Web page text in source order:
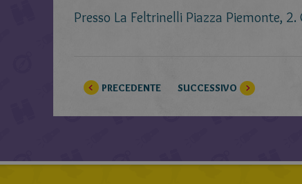
Presso La Feltrinelli Piazza Piemonte, 2.
PRECEDENTE SUCCESSIVO